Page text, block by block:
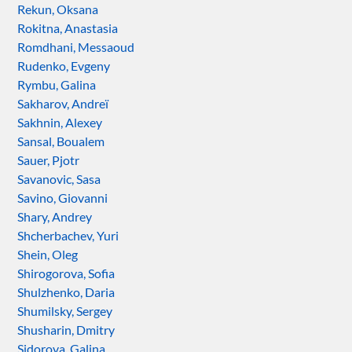
Rekun, Oksana
Rokitna, Anastasia
Romdhani, Messaoud
Rudenko, Evgeny
Rymbu, Galina
Sakharov, Andreï
Sakhnin, Alexey
Sansal, Boualem
Sauer, Pjotr
Savanovic, Sasa
Savino, Giovanni
Shary, Andrey
Shcherbachev, Yuri
Shein, Oleg
Shirogorova, Sofia
Shulzhenko, Daria
Shumilsky, Sergey
Shusharin, Dmitry
Sidorova, Galina